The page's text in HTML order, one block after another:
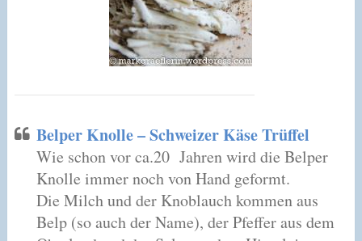
Belper Knolle – Schweizer Käse Trüffel
Wie schon vor ca.20 Jahren wird die Belper
Knolle immer noch von Hand geformt.
Die Milch und der Knoblauch kommen aus
Belp (so auch der Name), der Pfeffer aus dem